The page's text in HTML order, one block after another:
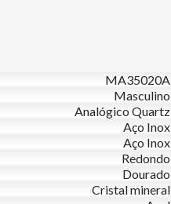
MA35020A
Masculino
Analógico Quartz
Aço Inox
Aço Inox
Redondo
Dourado
Cristal mineral